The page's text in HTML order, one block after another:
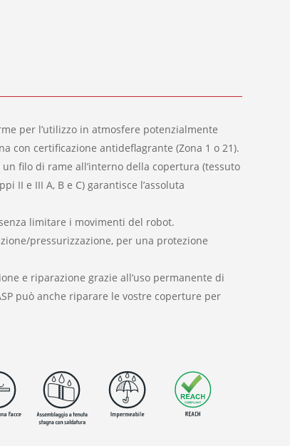
per l’utilizzo in atmosfere potenzialmente
con certificazione antideflagrante (Zona 1 o 21).
filo di rame all’interno della copertura (tessuto
II e III A, B e C) garantisce l’assoluta
limitare i movimenti del robot.
pressurizzazione, per una protezione
e riparazione grazie all’uso permanente di
può anche riparare le vostre coperture per